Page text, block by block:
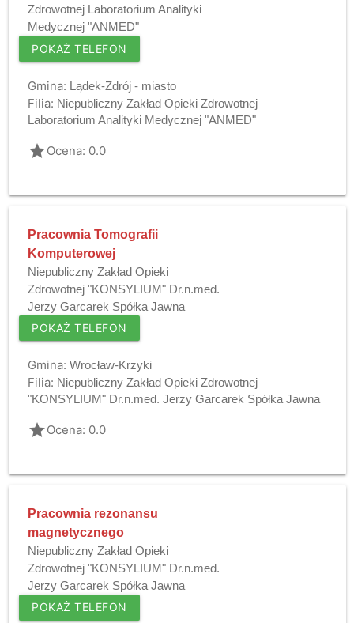
Zdrowotnej Laboratorium Analityki
Medycznej "ANMED"
POKAŻ TELEFON
Gmina: Lądek-Zdrój - miasto
Filia: Niepubliczny Zakład Opieki Zdrowotnej
Laboratorium Analityki Medycznej "ANMED"
gradeOcena: 0.0
Pracownia Tomografii
Komputerowej
Niepubliczny Zakład Opieki
Zdrowotnej "KONSYLIUM" Dr.n.med.
Jerzy Garcarek Spółka Jawna
POKAŻ TELEFON
Gmina: Wrocław-Krzyki
Filia: Niepubliczny Zakład Opieki Zdrowotnej
"KONSYLIUM" Dr.n.med. Jerzy Garcarek Spółka Jawna
gradeOcena: 0.0
Pracownia rezonansu
magnetycznego
Niepubliczny Zakład Opieki
Zdrowotnej "KONSYLIUM" Dr.n.med.
Jerzy Garcarek Spółka Jawna
POKAŻ TELEFON